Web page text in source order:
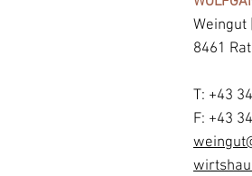
Weingut
8461
T: +43
F: +43